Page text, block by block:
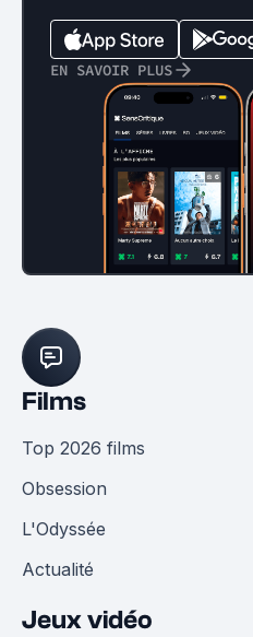
EN SAVOIR PLUS
Films
Top 2026 films
Obsession
L'Odyssée
Actualité
Jeux vidéo